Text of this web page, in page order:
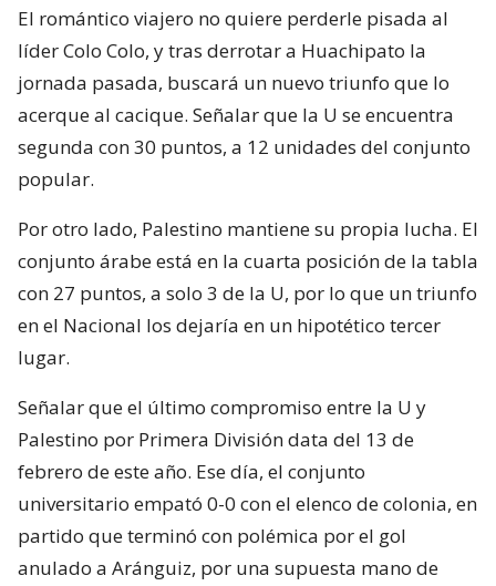
El romántico viajero no quiere perderle pisada al
líder Colo Colo, y tras derrotar a Huachipato la
jornada pasada, buscará un nuevo triunfo que lo
acerque al cacique. Señalar que la U se encuentra
segunda con 30 puntos, a 12 unidades del conjunto
popular.
Por otro lado, Palestino mantiene su propia lucha. El
conjunto árabe está en la cuarta posición de la tabla
con 27 puntos, a solo 3 de la U, por lo que un triunfo
en el Nacional los dejaría en un hipotético tercer
lugar.
Señalar que el último compromiso entre la U y
Palestino por Primera División data del 13 de
febrero de este año. Ese día, el conjunto
universitario empató 0-0 con el elenco de colonia, en
partido que terminó con polémica por el gol
anulado a Aránguiz, por una supuesta mano de